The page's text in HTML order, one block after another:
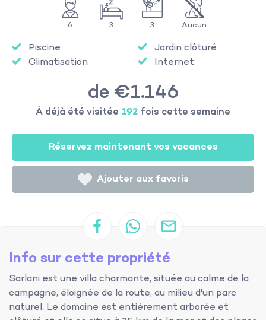
6 3 3 Aucun
Piscine
Climatisation
Jardin clôturé
Internet
de €1.146
À déjà été visitée 192 fois cette semaine
Réservez maintenant vos vacances
Ajouter aux favoris
Info sur cette propriété
Sarlani est une villa charmante, située au calme de la
campagne, éloignée de la route, au milieu d'un parc
naturel. Le domaine est entièrement arborée et